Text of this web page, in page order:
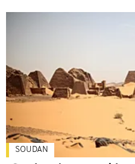
SOUDAN